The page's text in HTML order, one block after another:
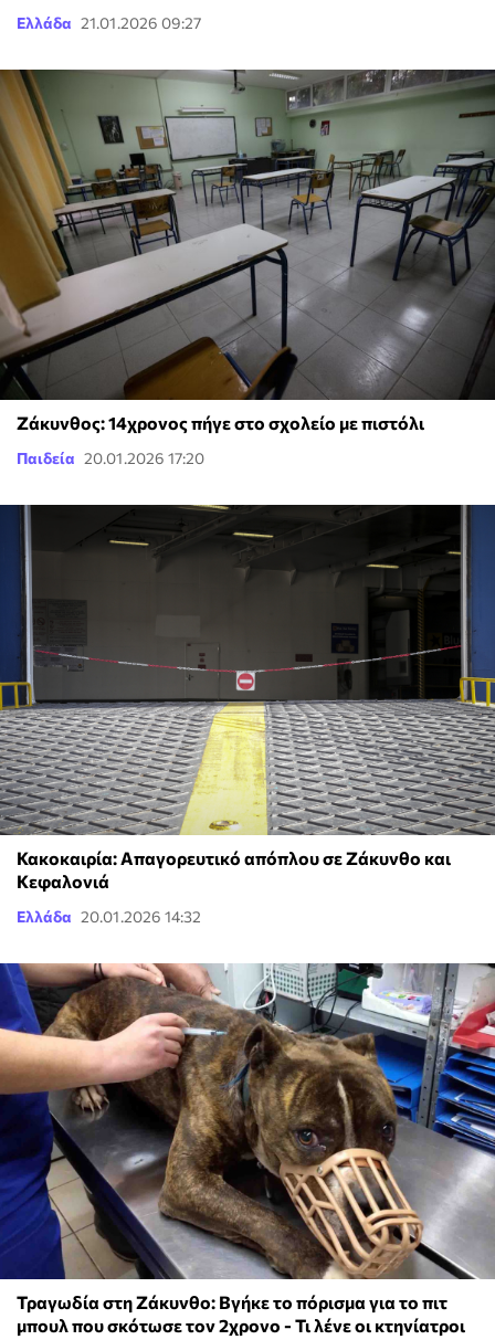
Ελλάδα 21.01.2026 09:27
Ζάκυνθος: 14χρονος πήγε στο σχολείο με πιστόλι
Παιδεία 20.01.2026 17:20
Κακοκαιρία: Απαγορευτικό απόπλου σε Ζάκυνθο και
Κεφαλονιά
Ελλάδα 20.01.2026 14:32
Τραγωδία στη Ζάκυνθο: Βγήκε το πόρισμα για το πιτ
μπουλ που σκότωσε τον 2χρονο - Τι λένε οι κτηνίατροι